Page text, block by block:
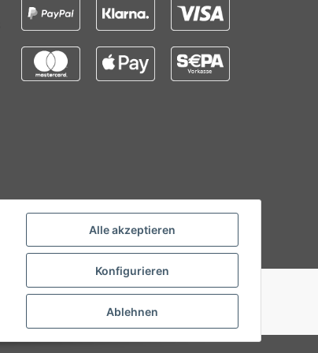
Alle akzeptieren
Konfigurieren
Ablehnen